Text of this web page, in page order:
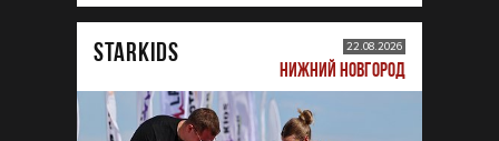
STARKIDS 22.08.2026
НИЖНИЙ НОВГОРОД